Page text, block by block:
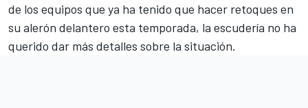
de los equipos que ya ha tenido que hacer retoques en
su alerón delantero esta temporada, la escudería no ha
querido dar más detalles sobre la situación.